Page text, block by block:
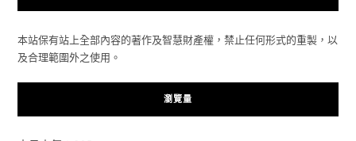
本站保有站上全部內容的著作及智慧財產權，禁止任何形式的重製，以
及合理範圍外之使用。
瀏覽量